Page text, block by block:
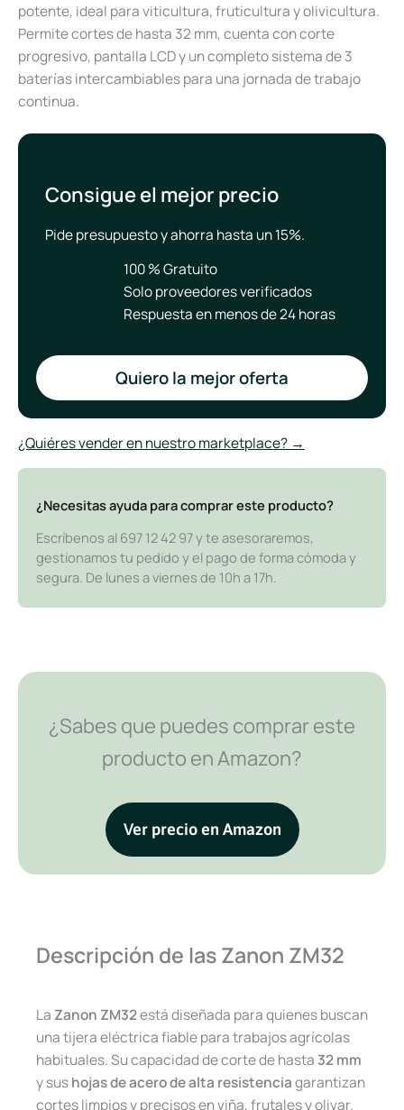
potente, ideal para viticultura, fruticultura y olivicultura.
Permite cortes de hasta 32 mm, cuenta con corte
progresivo, pantalla LCD y un completo sistema de 3
baterías intercambiables para una jornada de trabajo
continua.
Consigue el mejor precio
Pide presupuesto y ahorra hasta un 15%.
100 % Gratuito
Solo proveedores verificados
Respuesta en menos de 24 horas
Quiero la mejor oferta
¿Quiéres vender en nuestro marketplace? →
¿Necesitas ayuda para comprar este producto?
Escríbenos al 697 12 42 97 y te asesoraremos,
gestionamos tu pedido y el pago de forma cómoda y
segura. De lunes a viernes de 10h a 17h.
¿Sabes que puedes comprar este
producto en Amazon?
Ver precio en Amazon
Descripción de las Zanon ZM32
La Zanon ZM32está diseñada para quienes buscan
una tijera eléctrica fiable para trabajos agrícolas
habituales. Su capacidad de corte de hasta 32 mm
y sushojas de acero de alta resistenciagarantizan
cortes limpios y precisos en viña, frutales y olivar.